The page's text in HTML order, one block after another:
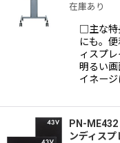
在庫あり
□主な特
にも。
ィスプ
明るい
イネー
PN-
ンディス